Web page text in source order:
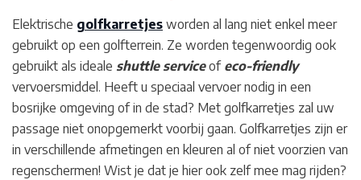
Elektrische golfkarretjes worden al lang niet enkel meer
gebruikt op een golfterrein. Ze worden tegenwoordig ook
gebruikt als ideale shuttle serviceof eco-friendly
vervoersmiddel. Heeft u speciaal vervoer nodig in een
bosrijke omgeving of in de stad? Met golfkarretjes zal uw
passage niet onopgemerkt voorbij gaan. Golfkarretjes zijn er
in verschillende afmetingen en kleuren al of niet voorzien van
regenschermen! Wist je dat je hier ook zelf mee mag rijden?